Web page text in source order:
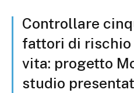
Controllare
fattori di
vita: progetto
studio